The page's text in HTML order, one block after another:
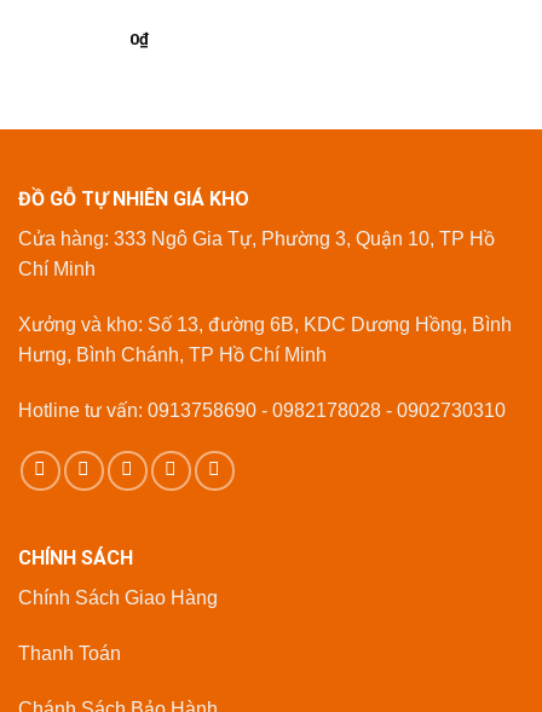
0₫
ĐỒ GỖ TỰ NHIÊN GIÁ KHO
Cửa hàng: 333 Ngô Gia Tự, Phường 3, Quận 10, TP Hồ
Chí Minh
Xưởng và kho: Số 13, đường 6B, KDC Dương Hồng, Bình
Hưng, Bình Chánh, TP Hồ Chí Minh
Hotline tư vấn: 0913758690 - 0982178028 - 0902730310
CHÍNH SÁCH
Chính Sách Giao Hàng
Thanh Toán